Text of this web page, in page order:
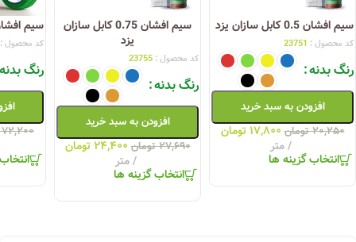
سیم افشان 0.5 کابل سازان یزد
کد محصول : 23751
رنگ بدنه
افزودن به سبد خرید
۲۰,۲۵۰ تومان ۱۷,۸۰۰ تومان
متر
انتخاب گزینه ها
سیم افشان 0.75 کابل سازان
یزد
کد محصول : 23755
رنگ بدنه
افزودن به سبد خرید
۲۷,۶۹۰ تومان ۲۴,۴۰۰ تومان
متر
انتخاب گزینه ها
سیم افشان 2.5 کابل
کد محصول
رنگ بدنه
۷۲,۲۰۰